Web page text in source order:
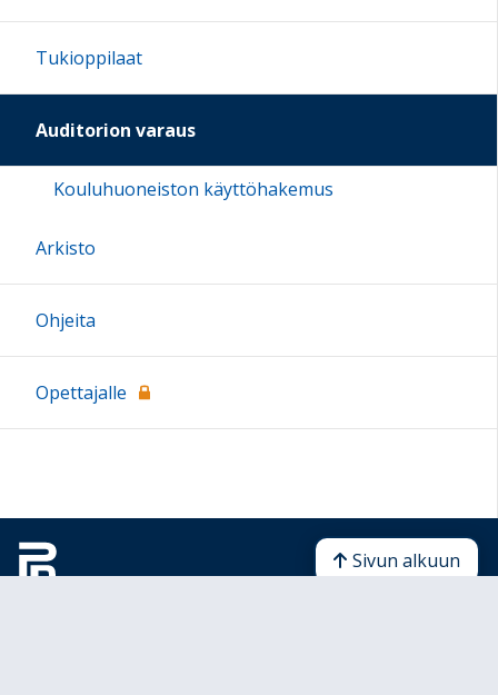
Tukioppilaat
Auditorion varaus
Kouluhuoneiston käyttöhakemus
Arkisto
Ohjeita
Opettajalle
Sivun alkuun